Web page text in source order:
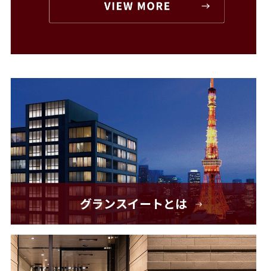
グランスイートとは